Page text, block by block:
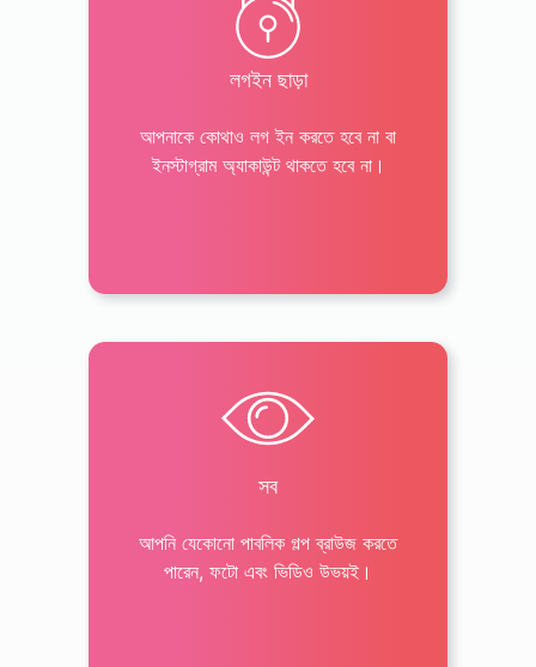
লগইন ছাড়া
আপনাকে কোথাও লগ ইন করতে হবে না বা
ইনস্টাগ্রাম অ্যাকাউন্ট থাকতে হবে না।
সব
আপনি যেকোনো পাবলিক গল্প ব্রাউজ করতে
পারেন, ফটো এবং ভিডিও উভয়ই।